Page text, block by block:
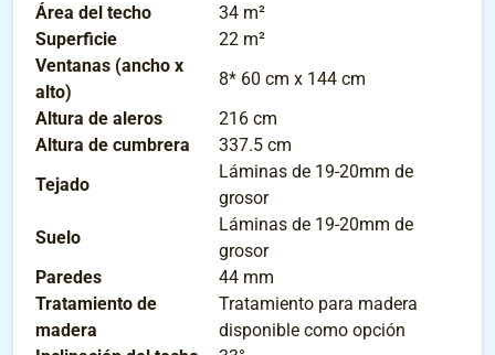
Área del techo
34 m²
Superficie
22 m²
Ventanas (ancho x
alto)
8* 60 cm x 144 cm
Altura de aleros
216 cm
Altura de cumbrera
337.5 cm
Tejado
Láminas de 19-20mm de
grosor
Suelo
Láminas de 19-20mm de
grosor
Paredes
44 mm
Tratamiento de
madera
Tratamiento para madera
disponible como opción